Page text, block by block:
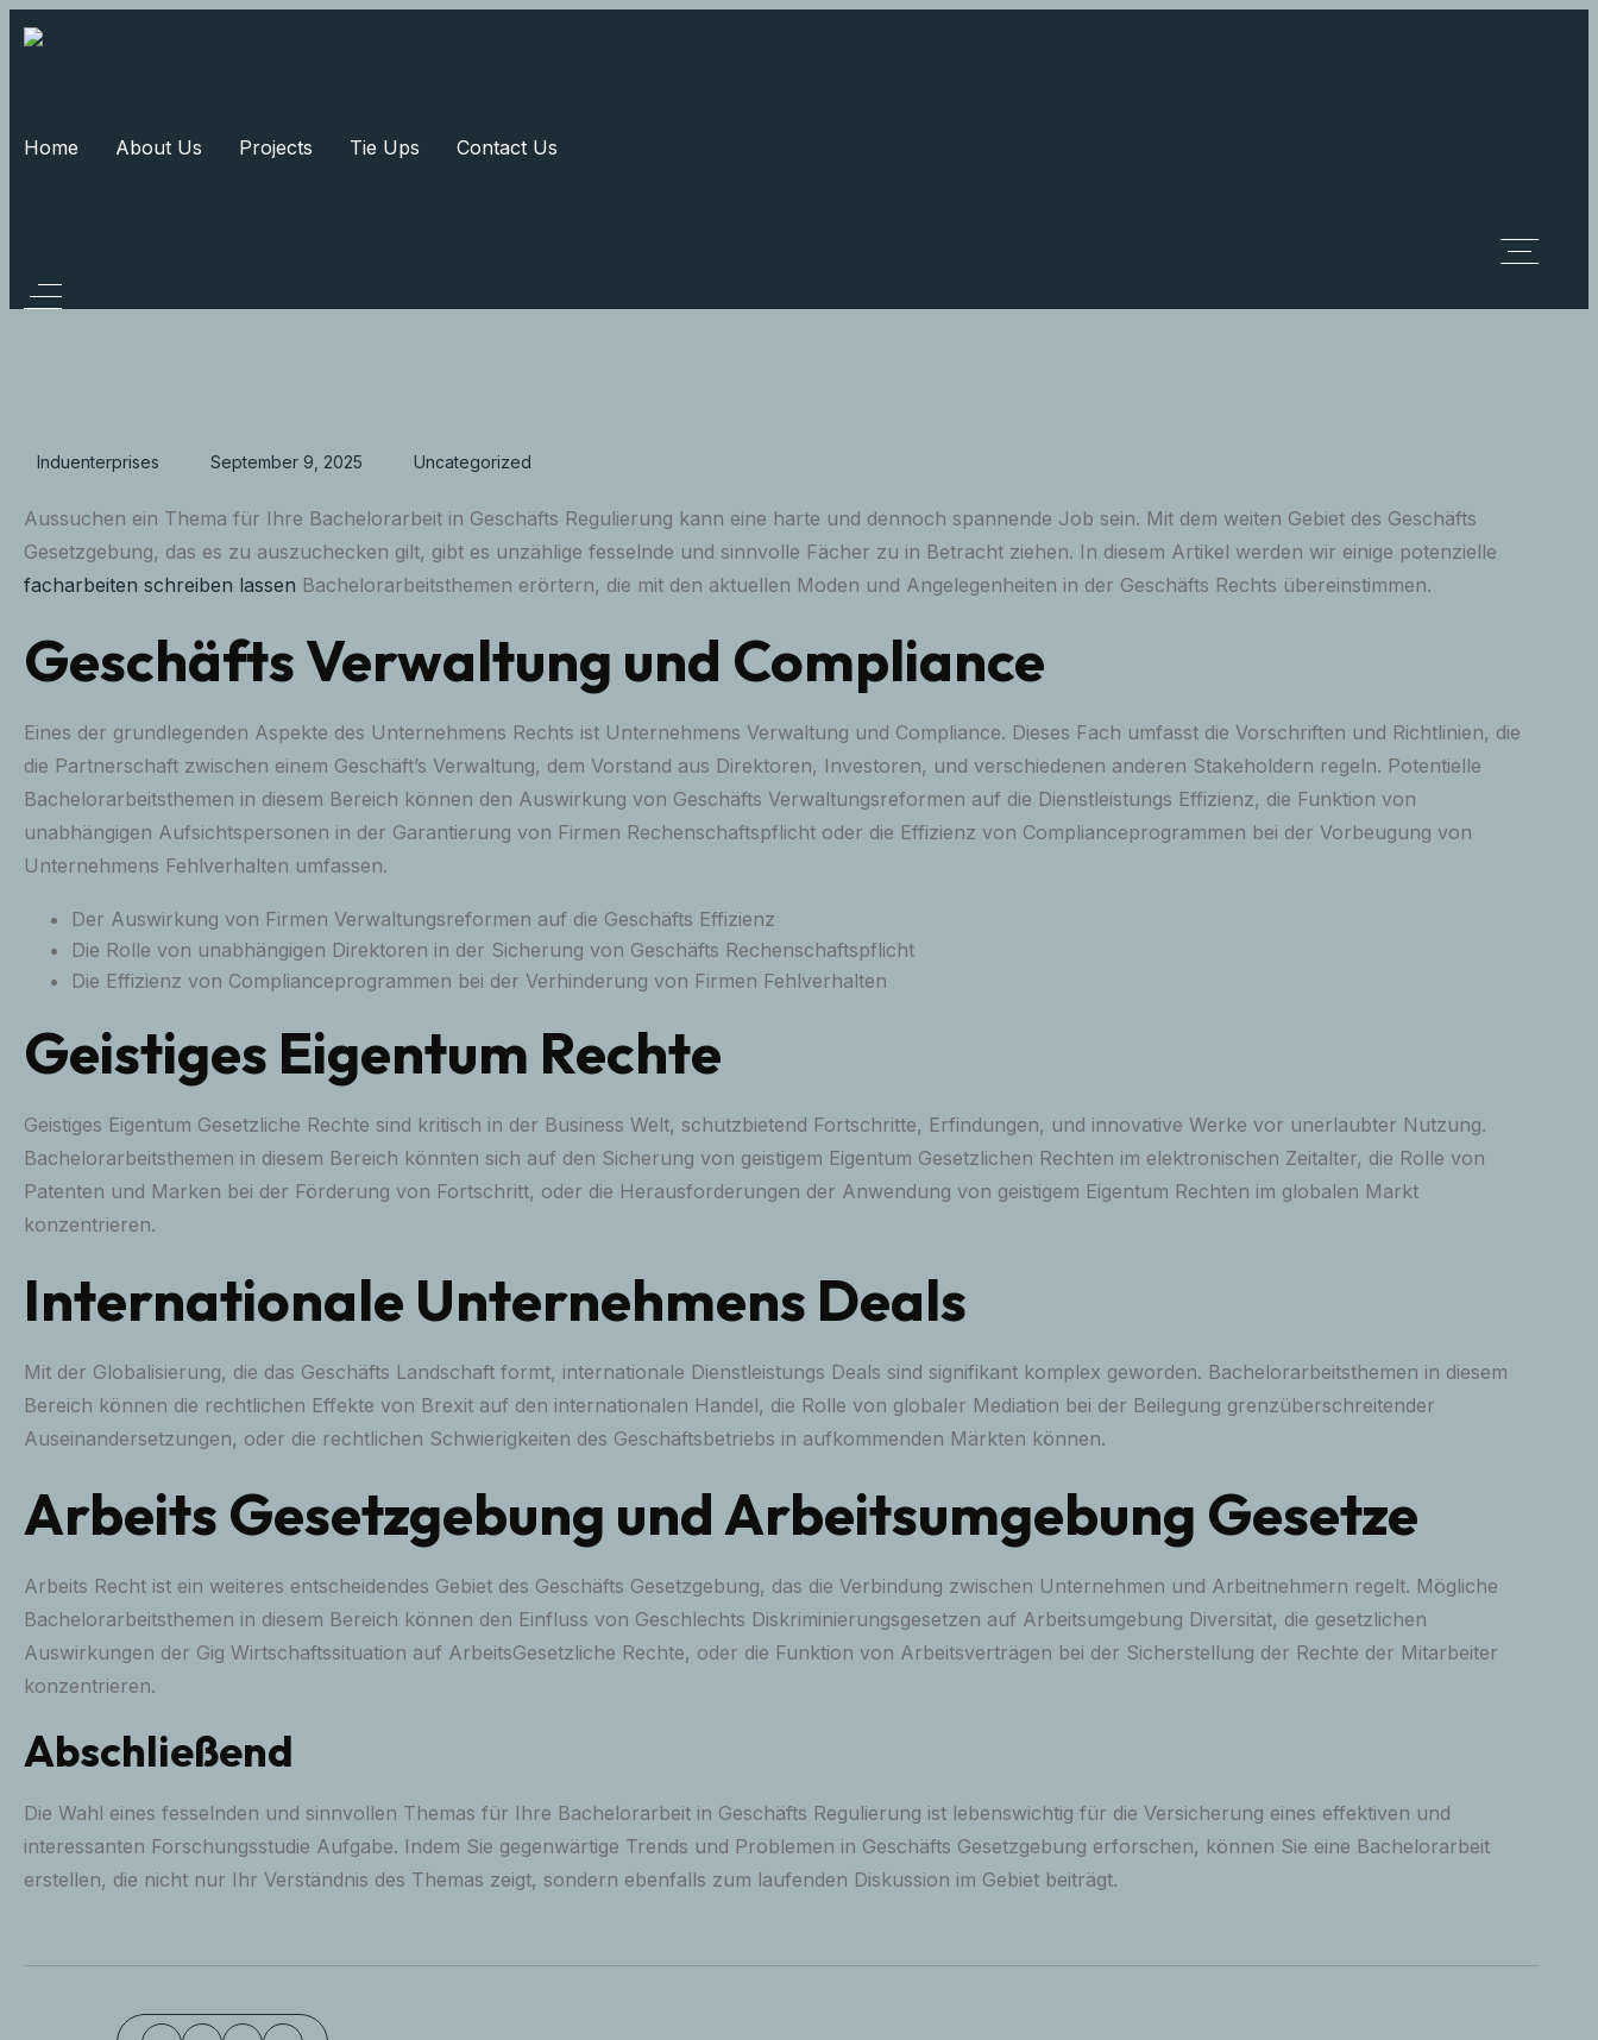
Home About Us Projects Tie Ups Contact Us
Induenterprises September 9, 2025 Uncategorized
Aussuchen ein Thema für Ihre Bachelorarbeit in Geschäfts Regulierung kann eine harte und dennoch spannende Job sein. Mit dem weiten Gebiet des Geschäfts
Gesetzgebung, das es zu auszuchecken gilt, gibt es unzählige fesselnde und sinnvolle Fächer zu in Betracht ziehen. In diesem Artikel werden wir einige potenzielle
facharbeiten schreiben lassen Bachelorarbeitsthemen erörtern, die mit den aktuellen Moden und Angelegenheiten in der Geschäfts Rechts übereinstimmen.
Geschäfts Verwaltung und Compliance
Eines der grundlegenden Aspekte des Unternehmens Rechts ist Unternehmens Verwaltung und Compliance. Dieses Fach umfasst die Vorschriften und Richtlinien, die
die Partnerschaft zwischen einem Geschäft’s Verwaltung, dem Vorstand aus Direktoren, Investoren, und verschiedenen anderen Stakeholdern regeln. Potentielle
Bachelorarbeitsthemen in diesem Bereich können den Auswirkung von Geschäfts Verwaltungsreformen auf die Dienstleistungs Effizienz, die Funktion von
unabhängigen Aufsichtspersonen in der Garantierung von Firmen Rechenschaftspflicht oder die Effizienz von Complianceprogrammen bei der Vorbeugung von
Unternehmens Fehlverhalten umfassen.
Der Auswirkung von Firmen Verwaltungsreformen auf die Geschäfts Effizienz
Die Rolle von unabhängigen Direktoren in der Sicherung von Geschäfts Rechenschaftspflicht
Die Effizienz von Complianceprogrammen bei der Verhinderung von Firmen Fehlverhalten
Geistiges Eigentum Rechte
Geistiges Eigentum Gesetzliche Rechte sind kritisch in der Business Welt, schutzbietend Fortschritte, Erfindungen, und innovative Werke vor unerlaubter Nutzung.
Bachelorarbeitsthemen in diesem Bereich könnten sich auf den Sicherung von geistigem Eigentum Gesetzlichen Rechten im elektronischen Zeitalter, die Rolle von
Patenten und Marken bei der Förderung von Fortschritt, oder die Herausforderungen der Anwendung von geistigem Eigentum Rechten im globalen Markt
konzentrieren.
Internationale Unternehmens Deals
Mit der Globalisierung, die das Geschäfts Landschaft formt, internationale Dienstleistungs Deals sind signifikant komplex geworden. Bachelorarbeitsthemen in diesem
Bereich können die rechtlichen Effekte von Brexit auf den internationalen Handel, die Rolle von globaler Mediation bei der Beilegung grenzüberschreitender
Auseinandersetzungen, oder die rechtlichen Schwierigkeiten des Geschäftsbetriebs in aufkommenden Märkten können.
Arbeits Gesetzgebung und Arbeitsumgebung Gesetze
Arbeits Recht ist ein weiteres entscheidendes Gebiet des Geschäfts Gesetzgebung, das die Verbindung zwischen Unternehmen und Arbeitnehmern regelt. Mögliche
Bachelorarbeitsthemen in diesem Bereich können den Einfluss von Geschlechts Diskriminierungsgesetzen auf Arbeitsumgebung Diversität, die gesetzlichen
Auswirkungen der Gig Wirtschaftssituation auf ArbeitsGesetzliche Rechte, oder die Funktion von Arbeitsverträgen bei der Sicherstellung der Rechte der Mitarbeiter
konzentrieren.
Abschließend
Die Wahl eines fesselnden und sinnvollen Themas für Ihre Bachelorarbeit in Geschäfts Regulierung ist lebenswichtig für die Versicherung eines effektiven und
interessanten Forschungsstudie Aufgabe. Indem Sie gegenwärtige Trends und Problemen in Geschäfts Gesetzgebung erforschen, können Sie eine Bachelorarbeit
erstellen, die nicht nur Ihr Verständnis des Themas zeigt, sondern ebenfalls zum laufenden Diskussion im Gebiet beiträgt.